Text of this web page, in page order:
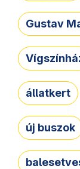
Gustav
állatkert
új buszok